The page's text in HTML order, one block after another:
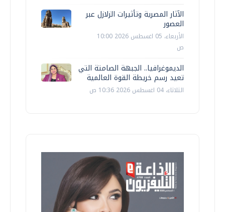
الآثار المصرية وتأثيرات الزلازل عبر
العصور
الأربعاء، 05 اغسطس 2026 10:00
ص
الديموغرافيا.. الجبهة الصامتة التي
تعيد رسم خريطة القوة العالمية
الثلاثاء، 04 اغسطس 2026 10:36 ص